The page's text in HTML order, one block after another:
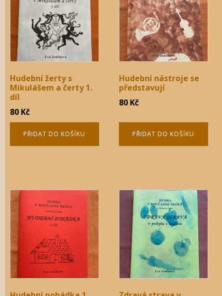
Hudební žerty s
Mikulášem a čerty 1.
díl
80 Kč
PŘIDAT DO KOŠÍKU
Hudební nástroje se
představují
80 Kč
PŘIDAT DO KOŠÍKU